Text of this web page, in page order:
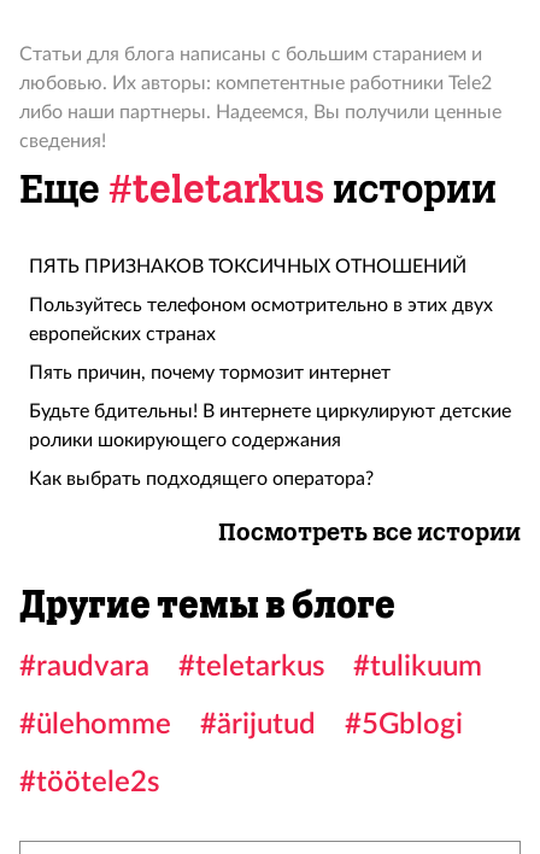
Статьи для блога написаны с большим старанием и
любовью. Их авторы: компетентные работники Tele2
либо наши партнеры. Надеемся, Вы получили ценные
сведения!
Еще #teletarkus истории
ПЯТЬ ПРИЗНАКОВ ТОКСИЧНЫХ ОТНОШЕНИЙ
Пользуйтесь телефоном осмотрительно в этих двух
европейских странах
Пять причин, почему тормозит интернет
Будьте бдительны! В интернете циркулируют детские
ролики шокирующего содержания
Как выбрать подходящего оператора?
Посмотреть все истории
Другие темы в блоге
#raudvara #teletarkus
#tulikuum
#ülehomme
#ärijutud
#5Gblogi
#töötele2s